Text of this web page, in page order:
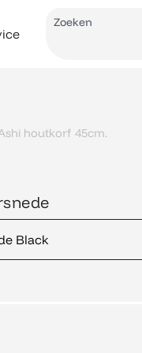
Search
houtkorf 45cm.
Black